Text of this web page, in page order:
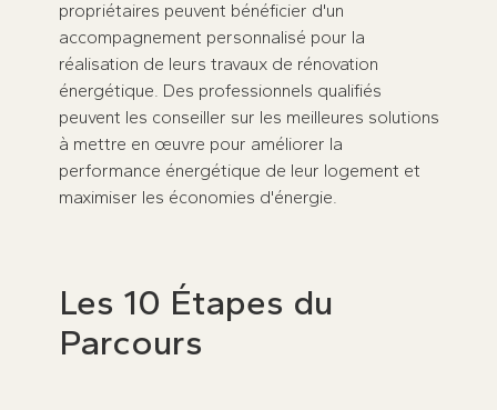
propriétaires peuvent bénéficier d'un
accompagnement personnalisé pour la
réalisation de leurs travaux de rénovation
énergétique. Des professionnels qualifiés
peuvent les conseiller sur les meilleures solutions
à mettre en œuvre pour améliorer la
performance énergétique de leur logement et
maximiser les économies d'énergie.
Les 10 Étapes du
Parcours